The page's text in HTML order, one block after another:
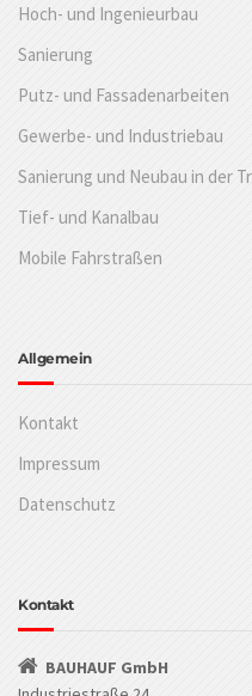
Hoch- und Ingenieurbau
Sanierung
Putz- und Fassadenarbeiten
Gewerbe- und Industriebau
Sanierung und Neubau in der
Tief- und Kanalbau
Mobile Fahrstraßen
Allgemein
Kontakt
Impressum
Datenschutz
Kontakt
BAUHAUF GmbH